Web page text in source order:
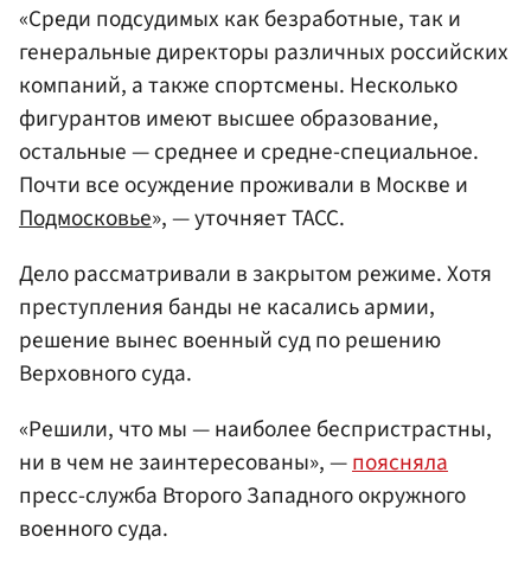
«Среди подсудимых как безработные, так и
генеральные директоры различных российских
компаний, а также спортсмены. Несколько
фигурантов имеют высшее образование,
остальные — среднее и средне-специальное.
Почти все осуждение проживали в Москве и
Подмосковье», — уточняет ТАСС.
Дело рассматривали в закрытом режиме. Хотя
преступления банды не касались армии,
решение вынес военный суд по решению
Верховного суда.
«Решили, что мы — наиболее беспристрастны,
ни в чем не заинтересованы», —поясняла
пресс-служба Второго Западного окружного
военного суда.